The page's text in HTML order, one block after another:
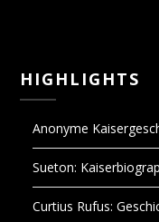
HIGHLIGHTS
Anonyme
Sueton:
Curtius Rufus: